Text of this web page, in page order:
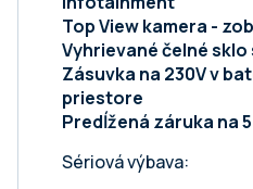
Top View kamera -
Vyhrievané čelné
Zásuvka na 230V v
priestore
Predĺžená záruka na
Sériová výbava: